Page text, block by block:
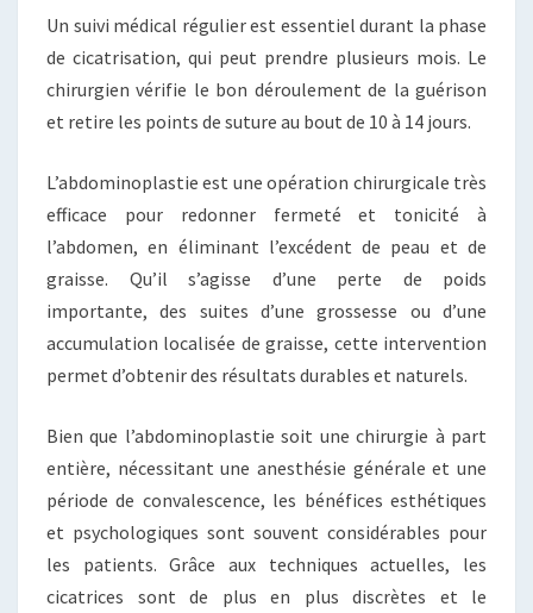
Un suivi médical régulier est essentiel durant la phase
de cicatrisation, qui peut prendre plusieurs mois. Le
chirurgien vérifie le bon déroulement de la guérison
et retire les points de suture au bout de 10 à 14 jours.
L’abdominoplastie est une opération chirurgicale très
efficace pour redonner fermeté et tonicité à
l’abdomen, en éliminant l’excédent de peau et de
graisse. Qu’il s’agisse d’une perte de poids
importante, des suites d’une grossesse ou d’une
accumulation localisée de graisse, cette intervention
permet d’obtenir des résultats durables et naturels.
Bien que l’abdominoplastie soit une chirurgie à part
entière, nécessitant une anesthésie générale et une
période de convalescence, les bénéfices esthétiques
et psychologiques sont souvent considérables pour
les patients. Grâce aux techniques actuelles, les
cicatrices sont de plus en plus discrètes et le